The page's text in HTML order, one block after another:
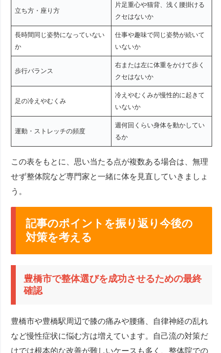
立ち方・座り方
片足重心や猫背、浅く腰掛ける
クセはないか
長時間同じ姿勢になっていない
か
仕事や趣味で同じ姿勢が続いて
いないか
歩行バランス
右または左に体重をかけて歩く
クセはないか
足の冷えやむくみ
冷えやむくみが慢性的に起きて
いないか
運動・ストレッチの頻度
週何回くらい身体を動かしてい
るか
この表をもとに、思い当たる点が複数ある場合は、無理
せず整体院など専門家と一緒に体を見直していきましょ
う。
記事のポイントを振り返り今後の
対策を考える
豊橋市で整体選びを成功させるための最終
確認
豊橋市や豊橋駅周辺で膝の痛みや腰痛、自律神経の乱れ
など慢性症状に悩む方は増えています。自己流の対策だ
けでは根本的な改善が難しいケースも多く、整体院での